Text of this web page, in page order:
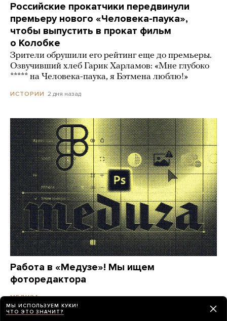
Российские прокатчики передвинули
премьеру нового «Человека-паука»,
чтобы выпустить в прокат фильм
о Колобке
Зрители обрушили его рейтинг еще до премьеры.
Озвучивший хлеб Гарик Харламов: «Мне глубоко
***** на Человека-паука, я Бэтмена люблю!»
ИСТОРИИ 2 дня назад
Работа в «Медузе»! Мы ищем
фоторедактора
МЕДУЗА месяц назад
МЫ ИСПОЛЬЗУЕМ КУКИ!
ЧТО ЭТО ЗНАЧИТ?